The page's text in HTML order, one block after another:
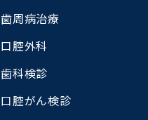
歯周病治療
口腔外科
歯科検診
口腔がん検診